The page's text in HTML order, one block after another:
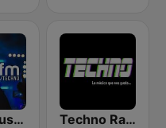
RauteMusik - TECHNO Techno Radio